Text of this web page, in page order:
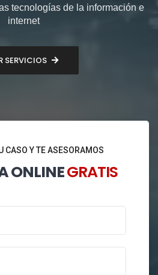
tecnologías de la información e
internet
SERVICIOS
CASO Y TE ASESORAMOS
ONLINEGRATIS